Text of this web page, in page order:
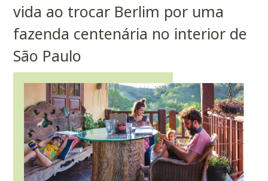
vida ao trocar Berlim por uma
fazenda centenária no interior de
São Paulo